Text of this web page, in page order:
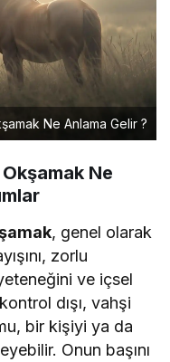
Ne Anlama Gelir ?
Okşamak Ne
, genel olarak
zorlu
ve içsel
dışı, vahşi
bir kişiyi ya da
Onun başını